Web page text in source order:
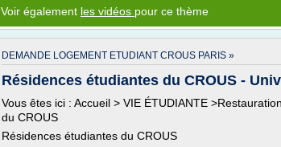
Voir également les vidéos pour ce thème
DEMANDE LOGEMENT ETUDIANT CROUS PARIS »
Résidences étudiantes du CROUS -
Vous êtes ici : Accueil > VIE ÉTUDIANTE
du CROUS
Résidences étudiantes du CROUS